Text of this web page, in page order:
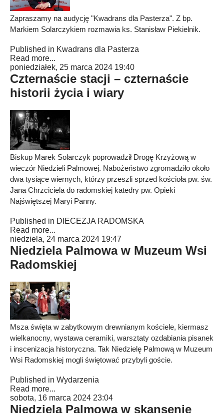
Zapraszamy na audycję "Kwadrans dla Pasterza". Z bp.
Markiem Solarczykiem rozmawia ks. Stanisław Piekielnik.
Published in Kwadrans dla Pasterza
Read more...
poniedziałek, 25 marca 2024 19:40
Czternaście stacji – czternaście
historii życia i wiary
Biskup Marek Solarczyk poprowadził Drogę Krzyżową w
wieczór Niedzieli Palmowej. Nabożeństwo zgromadziło około
dwa tysiące wiernych, którzy przeszli sprzed kościoła pw. św.
Jana Chrzciciela do radomskiej katedry pw. Opieki
Najświętszej Maryi Panny.
Published in DIECEZJA RADOMSKA
Read more...
niedziela, 24 marca 2024 19:47
Niedziela Palmowa w Muzeum Wsi
Radomskiej
Msza święta w zabytkowym drewnianym kościele, kiermasz
wielkanocny, wystawa ceramiki, warsztaty ozdabiania pisanek
i inscenizacja historyczna. Tak Niedzielę Palmową w Muzeum
Wsi Radomskiej mogli świętować przybyli goście.
Published in Wydarzenia
Read more...
sobota, 16 marca 2024 23:04
Niedziela Palmowa w skansenie